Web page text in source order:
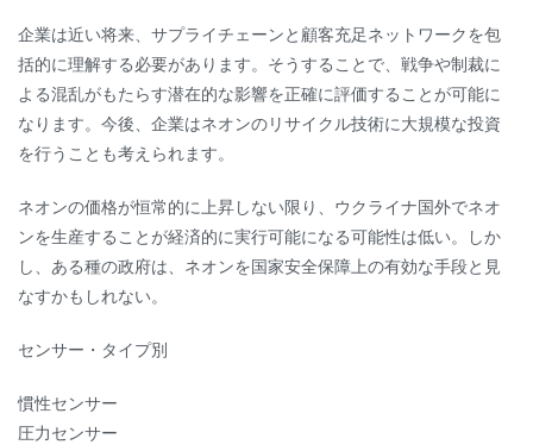
企業は近い将来、サプライチェーンと顧客充足ネットワークを包
括的に理解する必要があります。そうすることで、戦争や制裁に
よる混乱がもたらす潜在的な影響を正確に評価することが可能に
なります。今後、企業はネオンのリサイクル技術に大規模な投資
を行うことも考えられます。
ネオンの価格が恒常的に上昇しない限り、ウクライナ国外でネオ
ンを生産することが経済的に実行可能になる可能性は低い。しか
し、ある種の政府は、ネオンを国家安全保障上の有効な手段と見
なすかもしれない。
センサー・タイプ別
慣性センサー
圧力センサー